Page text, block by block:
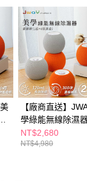
同意方可使用
本公司不負相關責
戶狀況，依本公司即
本公司將視審查結果
現惡意使用之情形，
採取法律行動。
【廠商直送】
學綠能無線除濕
時極速還原 1組
盒
NT$2,680
NT$4,980